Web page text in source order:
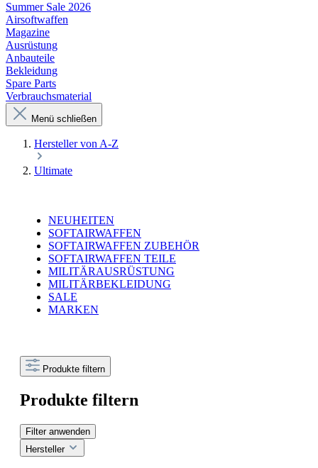
Summer Sale 2026
Airsoftwaffen
Magazine
Ausrüstung
Anbauteile
Bekleidung
Spare Parts
Verbrauchsmaterial
Menü schließen
Hersteller von A-Z
Ultimate
NEUHEITEN
SOFTAIRWAFFEN
SOFTAIRWAFFEN ZUBEHÖR
SOFTAIRWAFFEN TEILE
MILITÄRAUSRÜSTUNG
MILITÄRBEKLEIDUNG
SALE
MARKEN
Produkte filtern
Produkte filtern
Filter anwenden
Hersteller